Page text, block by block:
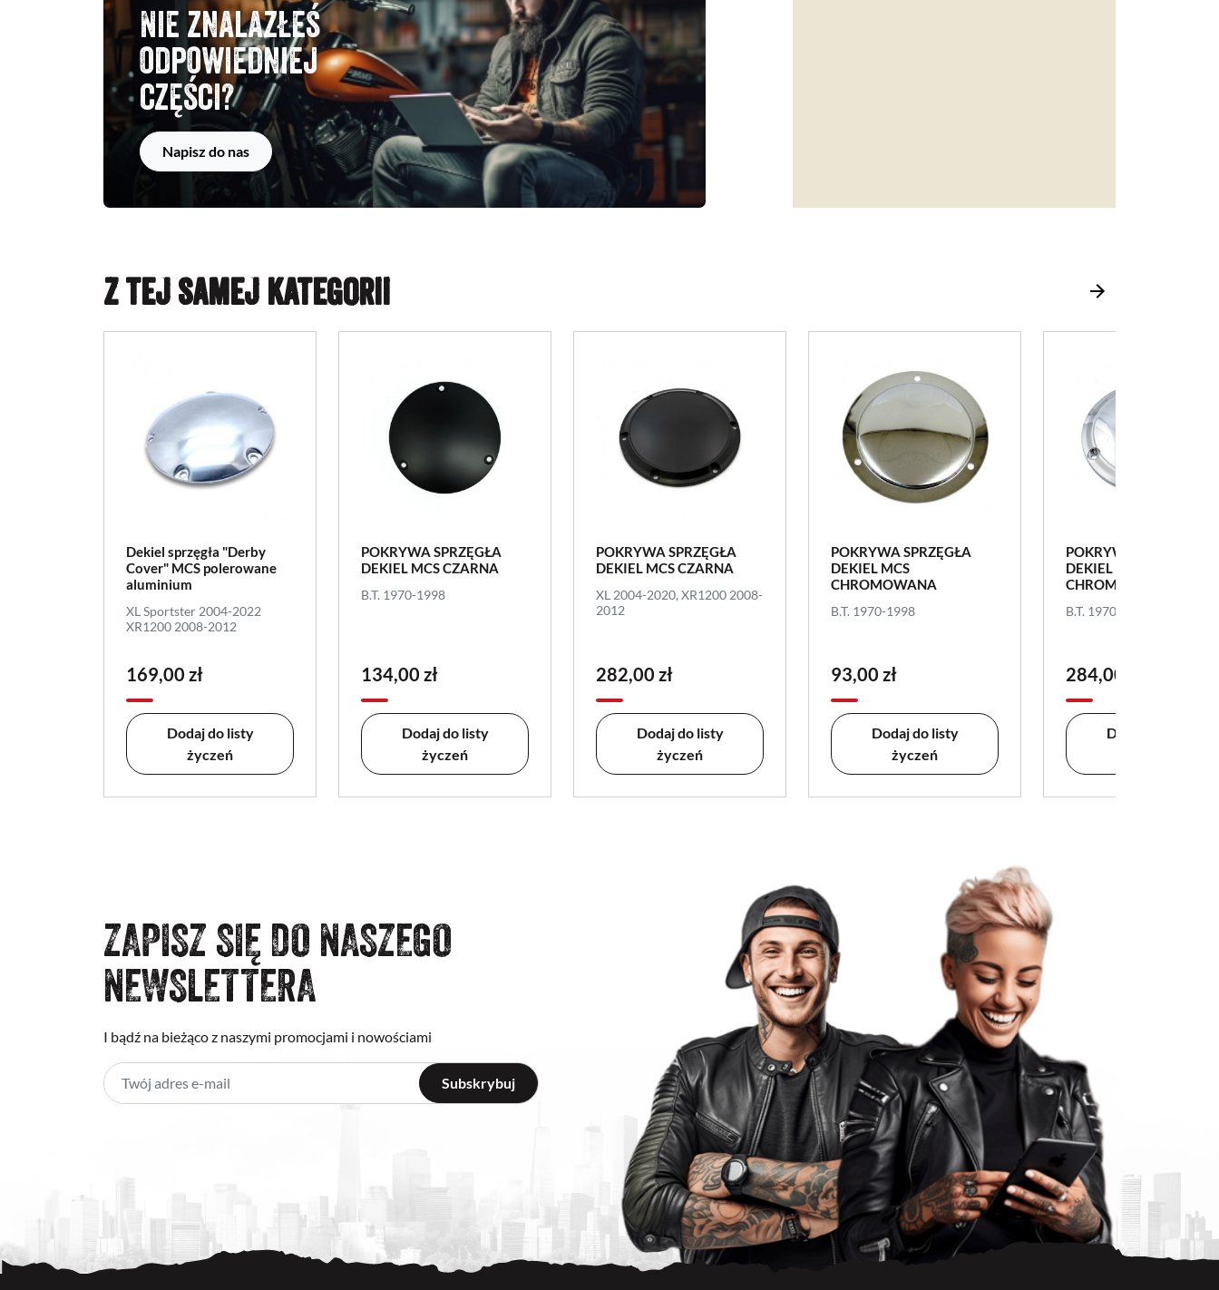
Nie znalazłeś
odpowiedniej
części?
Napisz do nas
Z TEJ SAMEJ KATEGORII
Dekiel sprzęgła "Derby
Cover" MCS polerowane
aluminium
XL Sportster 2004-2022
XR1200 2008-2012
169,00 zł
Dodaj do listy
życzeń
POKRYWA SPRZĘGŁA
DEKIEL MCS CZARNA
B.T. 1970-1998
134,00 zł
Dodaj do listy
życzeń
POKRYWA SPRZĘGŁA
DEKIEL MCS CZARNA
XL 2004-2020, XR1200 2008-
2012
282,00 zł
Dodaj do listy
życzeń
POKRYWA SPRZĘGŁA
DEKIEL MCS
CHROMOWANA
B.T. 1970-1998
93,00 zł
Dodaj do listy
życzeń
POKRYWA SPRZĘGŁA
DEKIEL MCS
CHROMOWANA
B.T. 1970-1998
284,00 zł
Dodaj do listy
ZAPISZ SIĘ DO NASZEGO
NEWSLETTERA
I bądź na bieżąco z naszymi promocjami i nowościami